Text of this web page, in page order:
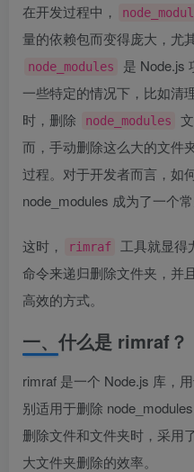
在开发过程中，
量的依赖包而变得庞大，尤
node_modules
是 Node.js
一些特定的情况下，比如清
时，删除
node_modules
而，手动删除这么大的文件
过程。对于开发者而言，如
node_modules 成为了一个常
这时， rimraf 工具就显得
命令来递归删除文件夹，并
高效的方式。
一、什么是 rimraf？
rimraf 是一个 Node.js 库，
别适用于删除
删除文件和文件夹时，采用
大文件夹删除的效率。